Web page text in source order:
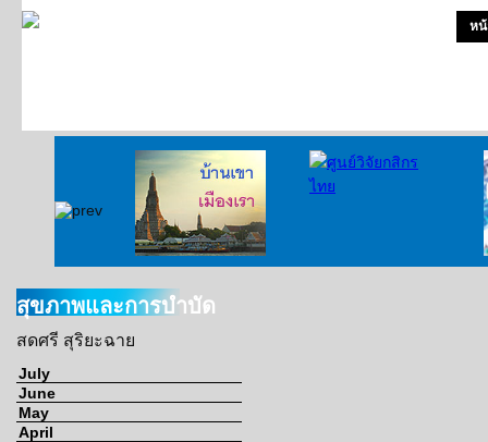
หน้
บ้านเขา เมืองเรา
สุขภาพและการบำบัด
สดศรี สุริยะฉาย
July
June
May
April